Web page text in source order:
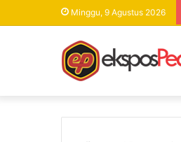
Minggu, 9 Agustus 2026